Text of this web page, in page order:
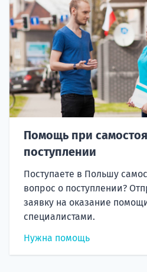
Помощь при
поступлении
Поступаете в Польшу
вопрос о поступлении?
заявку на оказание
специалистами.
Нужна помощь